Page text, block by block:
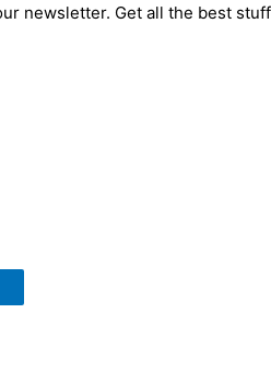
newsletter. Get all the best stuff